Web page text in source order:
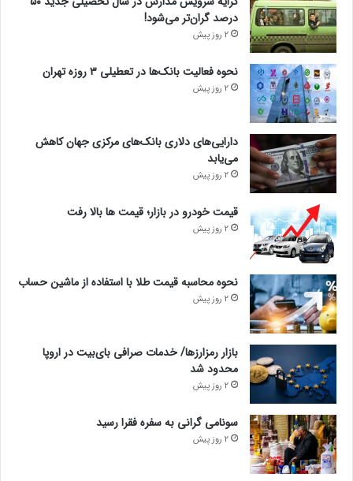
درصد گران‌تر می‌شود!
2 روز پیش
نحوه فعالیت بانک‌ها در تعطیلی ۳ روزه تهران
2 روز پیش
دارایی‌های دلاری بانک‌های مرکزی جهان کاهش
می‌یابد
2 روز پیش
قیمت خودرو در بازار؛ قیمت ها بالا رفت
2 روز پیش
نحوه محاسبه قیمت طلا با استفاده از ماشین حساب
2 روز پیش
بازار رمزارزها/ خدمات صرافی بای‌بیت در اروپا
محدود شد
2 روز پیش
سونامی گرانی به سفره فقرا رسید
2 روز پیش